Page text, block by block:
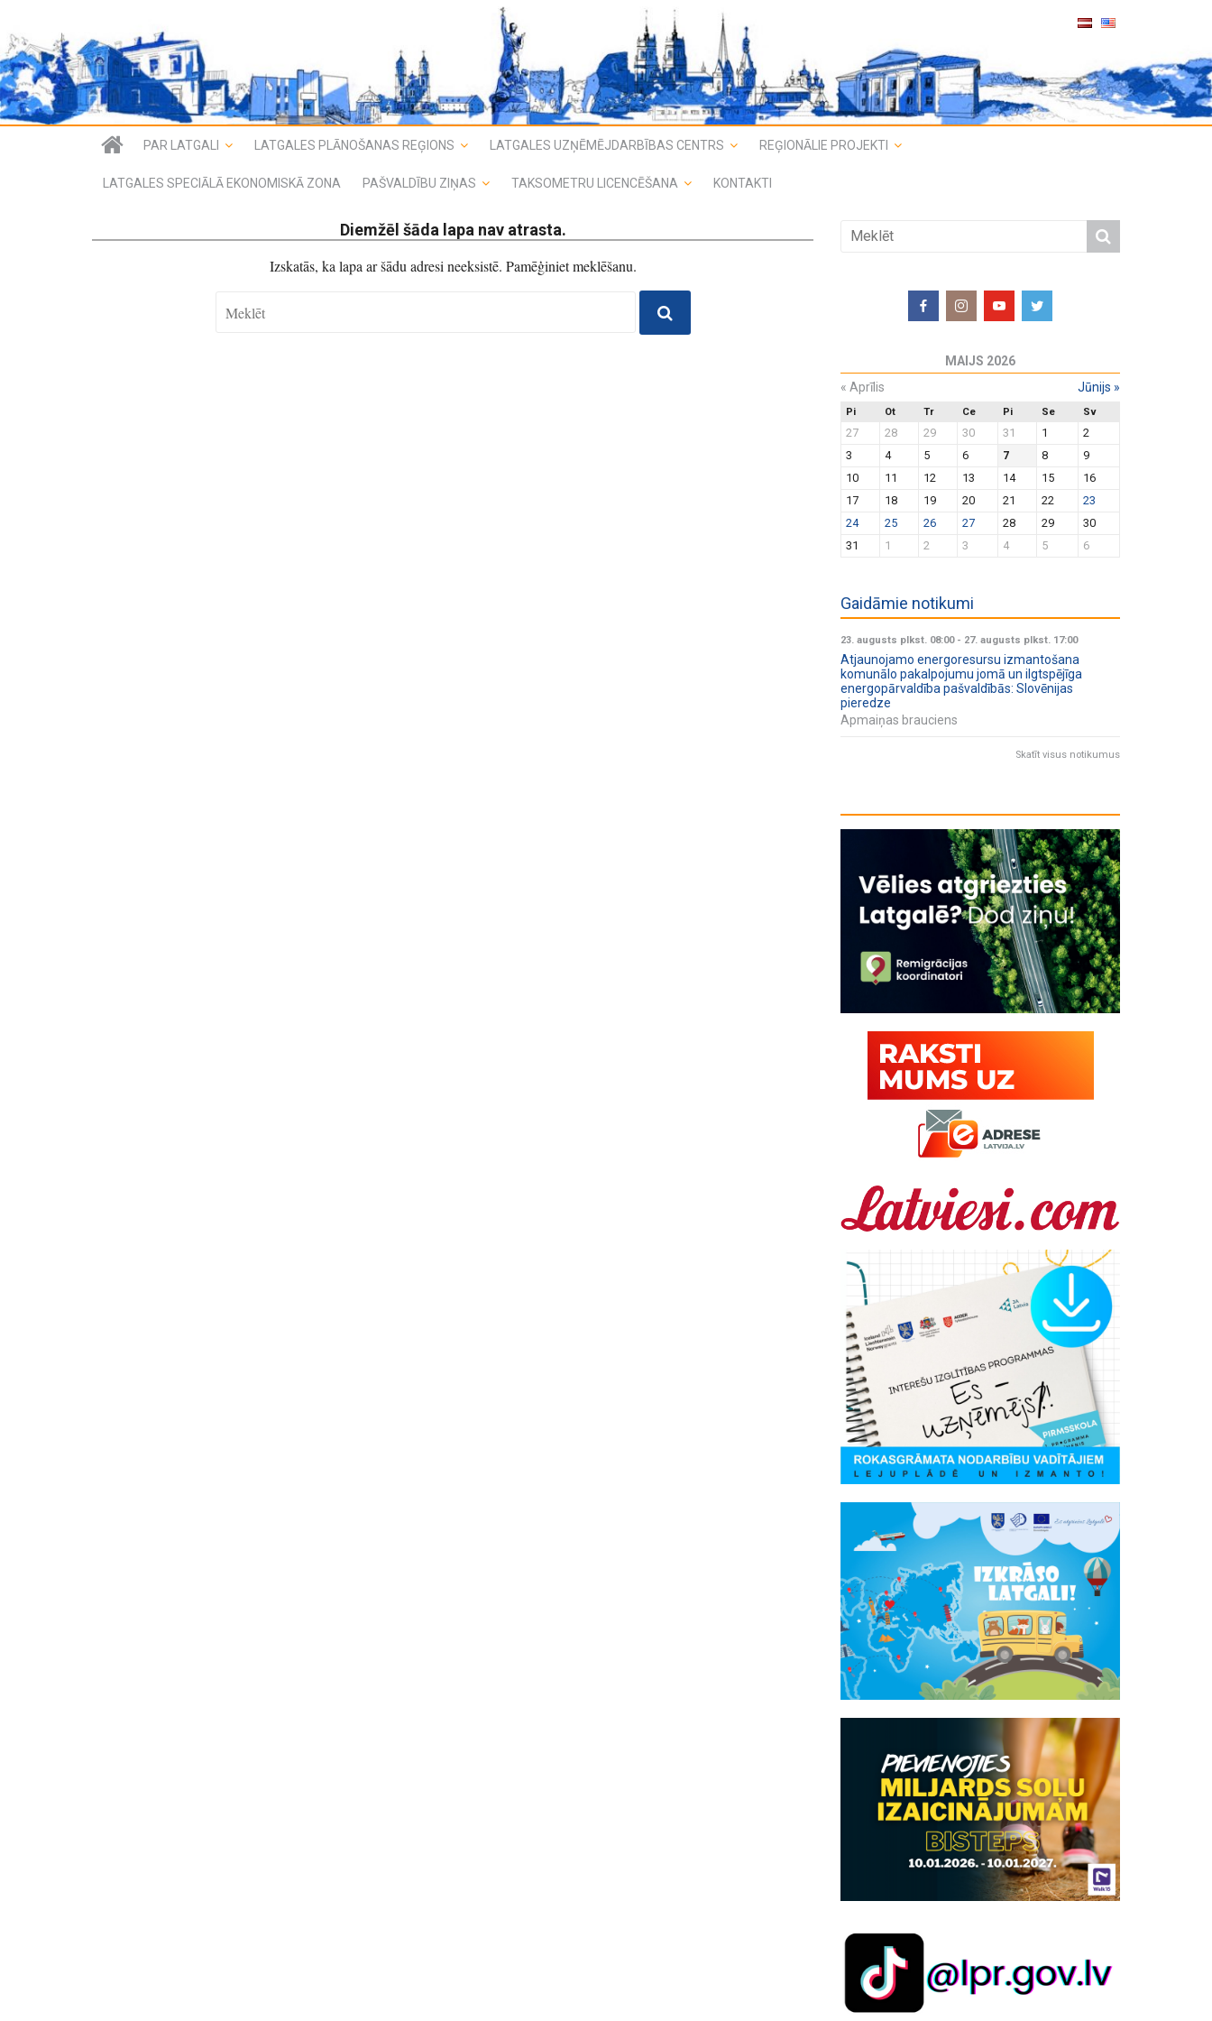
PAR LATGALI LATGALES PLĀNOŠANAS REĢIONS LATGALES UZŅĒMĒJDARBĪBAS CENTRS REĢIONĀLIE PROJEKTI
LATGALES SPECIĀLĀ EKONOMISKĀ ZONA PAŠVALDĪBU ZIŅAS TAKSOMETRU LICENCĒŠANA KONTAKTI
Diemžēl šāda lapa nav atrasta.
Izskatās, ka lapa ar šādu adresi neeksistē. Pamēģiniet meklēšanu.
MAIJS 2026
« Aprīlis Jūnijs »
Pi Ot Tr Ce Pi Se Sv
27 28 29 30 31 1
2
3
4 5 6 7 8
9
10
11 12 13 14 15
16
17
18 19 20 21 22
23
24
25 26 27 28 29
30
31
1 2 3 4 5 6
Gaidāmie notikumi
23. augusts plkst. 08:00- 27. augusts plkst. 17:00
Atjaunojamo energoresursu izmantošana
komunālo pakalpojumu jomā un ilgtspējīga
energopārvaldība pašvaldībās: Slovēnijas
pieredze
Apmaiņas brauciens
Skatīt visus notikumus